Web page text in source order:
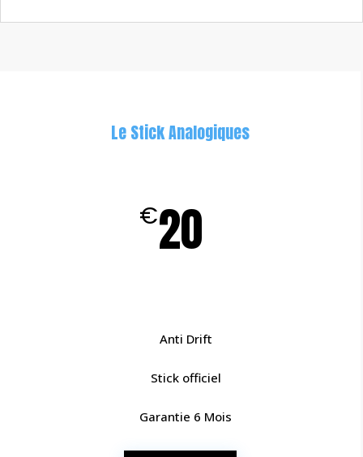
Le Stick Analogiques
€20
Anti Drift
Stick officiel
Garantie 6 Mois